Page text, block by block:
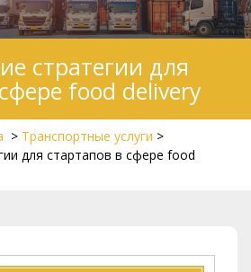
стратегии для
food delivery
> Транспортные услуги >
для стартапов в сфере food